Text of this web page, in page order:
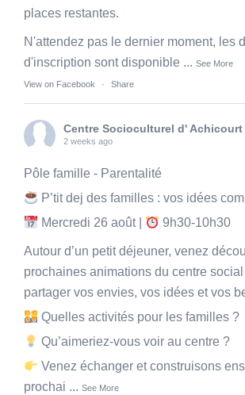
places restantes.
N'attendez pas le dernier moment, les
d'inscription sont disponible ... See More
View on Facebook · Share
Centre Socioculturel d' Achicourt
2 weeks ago
Pôle famille - Parentalité
P’tit dej des familles : vos idées
Mercredi 26 août |
9h30-10h30
Autour d’un petit déjeuner, venez
prochaines animations du centre
partager vos envies, vos idées et vos
Quelles activités pour les familles ?
Qu’aimeriez-vous voir au centre ?
Venez échanger et construisons
prochai ... See More